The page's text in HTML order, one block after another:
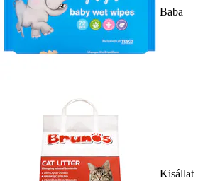
Baba
Kisállat